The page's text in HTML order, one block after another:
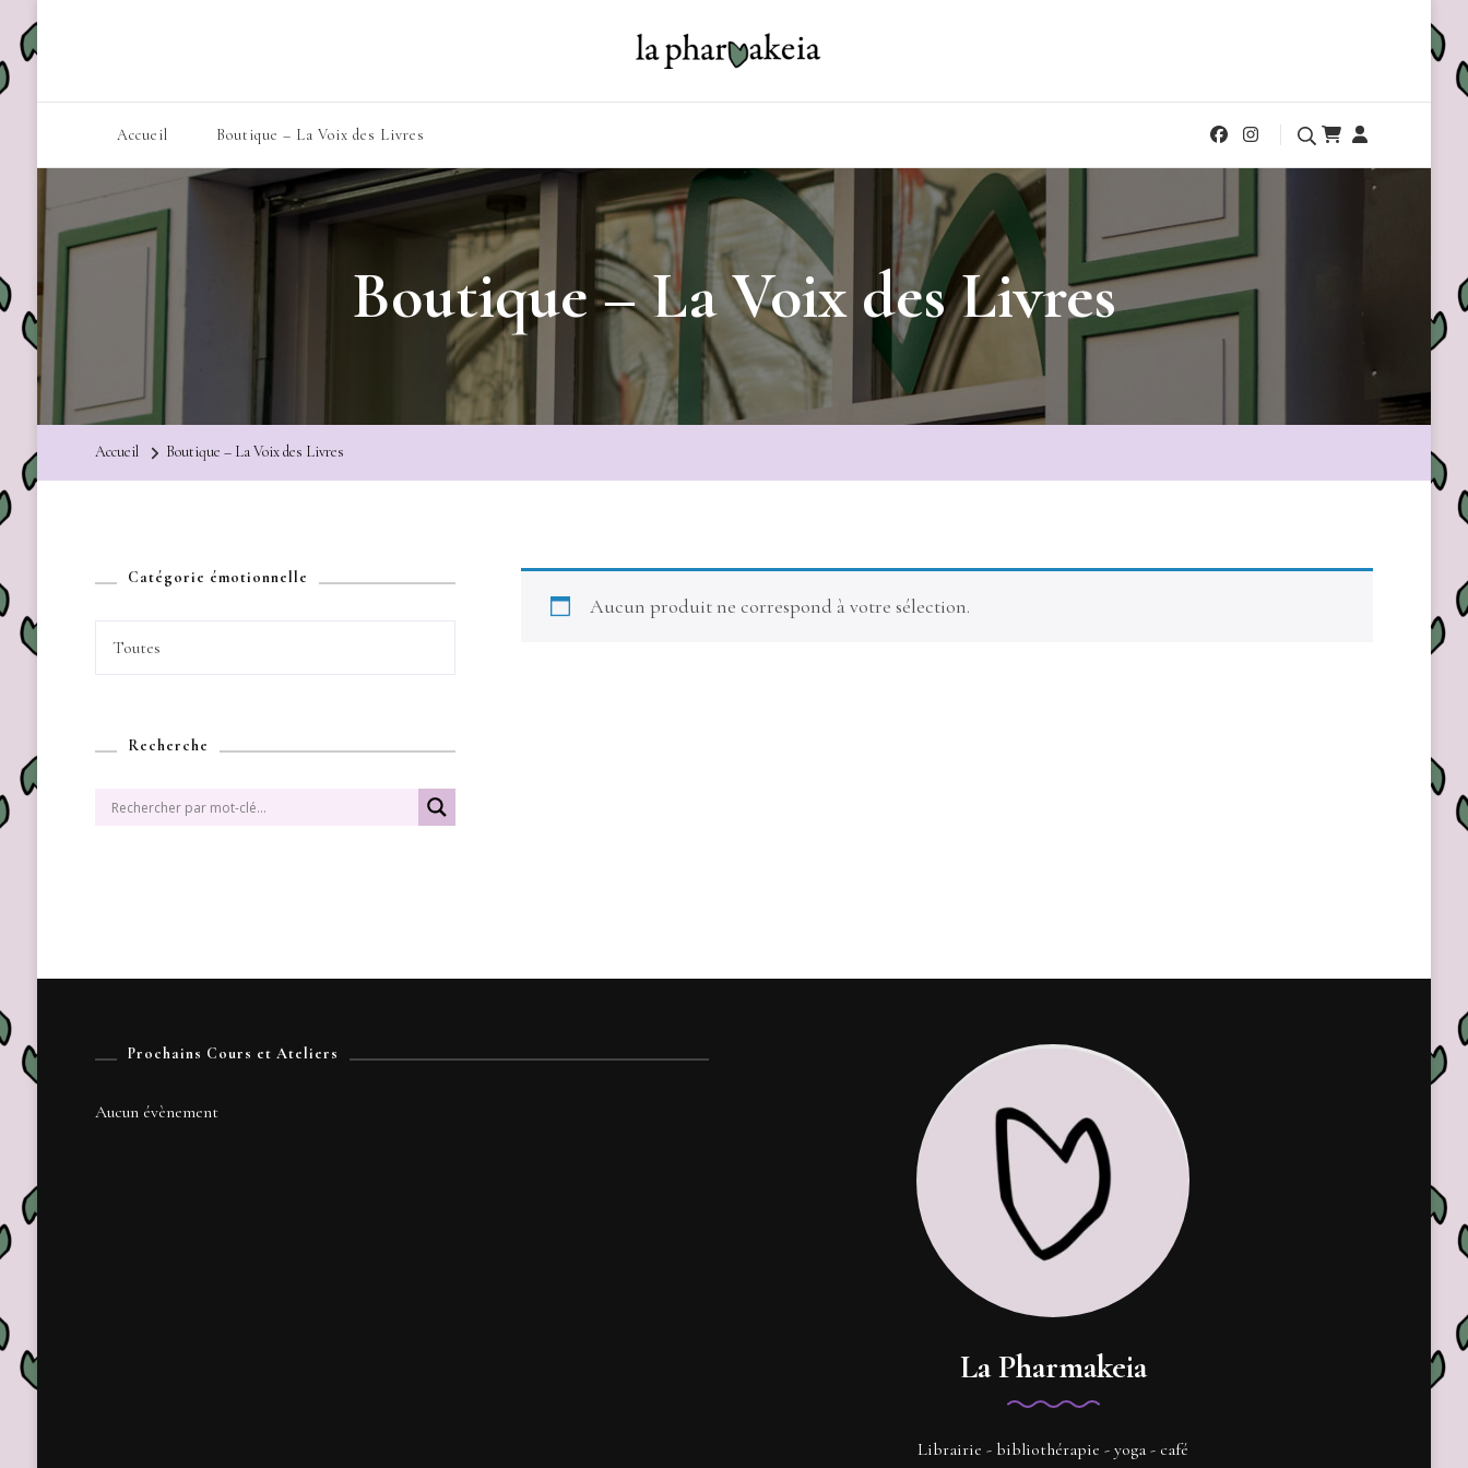
Accueil Boutique – La Voix des Livres
Boutique – La Voix des Livres
Accueil Boutique – La Voix des Livres
Aucun produit ne correspond à votre sélection.
Catégorie émotionnelle
Toutes
Recherche
Prochains Cours et Ateliers
Aucun évènement
La Pharmakeia
Librairie - bibliothérapie - yoga - café